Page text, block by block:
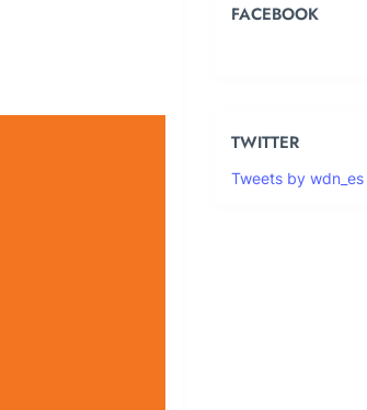
FACEBOOK
TWITTER
Tweets by wdn_es